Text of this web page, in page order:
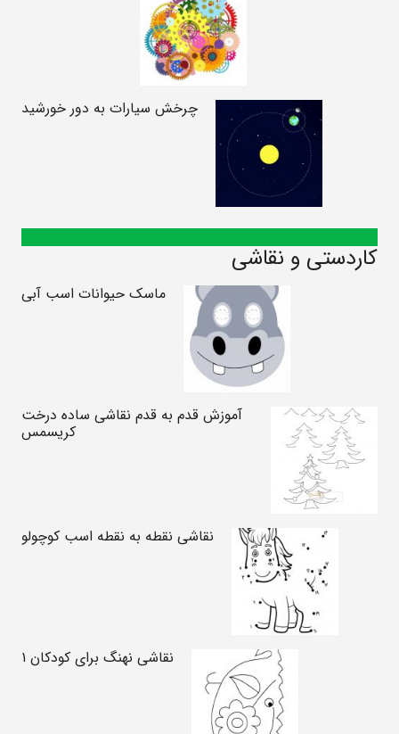
چرخش سیارات به دور خورشید
کاردستی و نقاشی
ماسک حیوانات اسب آبی
آموزش قدم به قدم نقاشی ساده درخت
کریسمس
نقاشی نقطه به نقطه اسب کوچولو
نقاشی نهنگ برای کودکان ۱